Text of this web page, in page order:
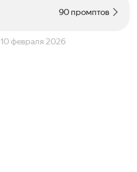
90 промптов
10 февраля 2026